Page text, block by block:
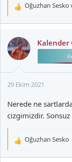
T
k
i
l
:
Oğuzhan Sesko
Kalender
29 Ekim 2021
Nerede ne
cizgimizdir.
T
Oğuzhan Sesko